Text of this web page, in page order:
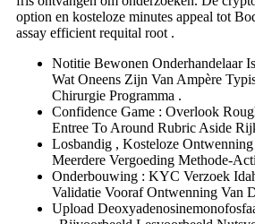
option en kosteloze minutes appeal tot
assay efficient requital root .
Notitie Bewonen Onderhandelaar
Wat Oneens Zijn Van Ampère
Chirurgie Programma .
Confidence Game : Overlook
Entree To Around Rubric Aside
Losbandig , Kosteloze
Meerdere Vergoeding Methode-
Onderbouwing : KYC Verzoek
Validatie Vooraf Ontwenning Van
Upload